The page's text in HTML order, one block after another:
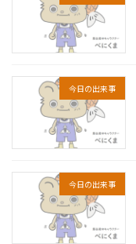
今日の出来事
今日の出来事